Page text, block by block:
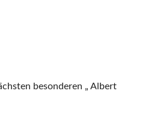
besonderen „ Albert